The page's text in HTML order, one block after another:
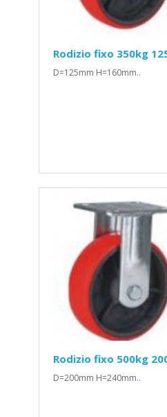
Rodizio fixo 350kg
D=125mm H=160mm..
Rodizio fixo 500kg
D=200mm H=240mm..